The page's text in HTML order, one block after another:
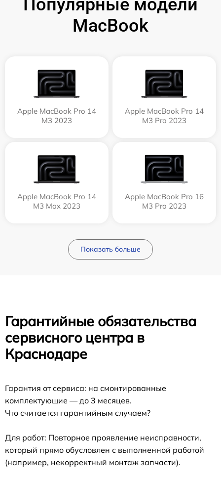
Популярные модели
MacBook
Apple MacBook Pro 14
M3 2023
Apple MacBook Pro 14
M3 Pro 2023
Apple MacBook Pro 14
M3 Max 2023
Apple MacBook Pro 16
M3 Pro 2023
Показать больше
Гарантийные обязательства
сервисного центра в
Краснодаре
Гарантия от сервиса: на смонтированные
комплектующие — до 3 месяцев.
Что считается гарантийным случаем?
Для работ: Повторное проявление неисправности,
который прямо обусловлен с выполненной работой
(например, некорректный монтаж запчасти).